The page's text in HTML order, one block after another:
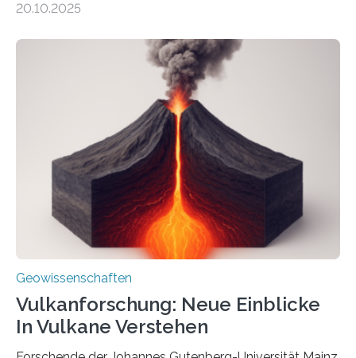
Sedimenten zu finden sind. Nun ist es einem
Domänen auf einem dieser „Riesenmagnetfossilien” mit
einer raffinierten Methode an der Diamond-
Röntgenquelle zu kartieren. Ihre Analyse zeigt, dass
diese Partikel es den Organismen ermöglicht haben
könnten, winzige Schwankungen sowohl in der
Richtung als auch in der Intensität des Erdmagnetfelds
wahrzunehmen. Dadurch konnten sie sich verorten und
über den Ozean navigieren. Vor einigen Jahren…
20.10.2025
Geowissenschaften
Vulkanforschung: Neue Einblicke
In Vulkane Verstehen